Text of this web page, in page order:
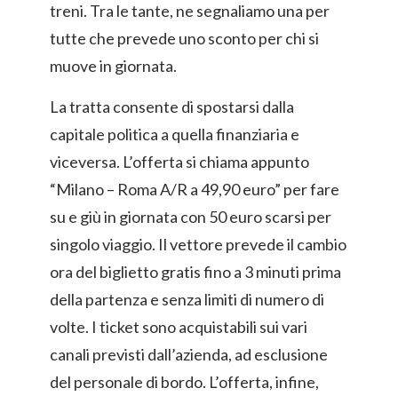
treni. Tra le tante, ne segnaliamo una per
tutte che prevede uno sconto per chi si
muove in giornata.
La tratta consente di spostarsi dalla
capitale politica a quella finanziaria e
viceversa. L’offerta si chiama appunto
“Milano – Roma A/R a 49,90 euro” per fare
su e giù in giornata con 50 euro scarsi per
singolo viaggio. Il vettore prevede il cambio
ora del biglietto gratis fino a 3 minuti prima
della partenza e senza limiti di numero di
volte. I ticket sono acquistabili sui vari
canali previsti dall’azienda, ad esclusione
del personale di bordo. L’offerta, infine,